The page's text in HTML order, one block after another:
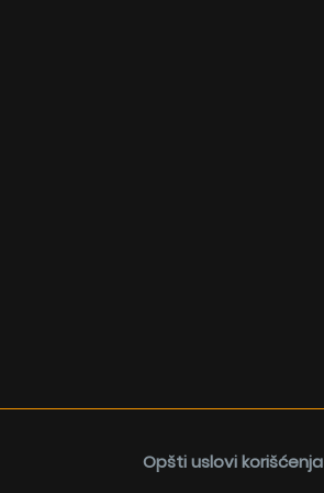
Opšti uslovi korišćenja